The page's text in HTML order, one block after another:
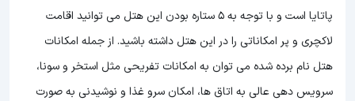
پاتایا است و با توجه به 5 ستاره بودن این هتل
می توانید اقامت
لاکچری و پر امکاناتی را در این هتل داشته باشید. از جمله امکانات
هتل نام برده شده می توان به امکانات تفریحی مثل استخر و سونا،
سرویس دهی عالی به اتاق ها، امکان سرو غذا و نوشیدنی به صورت